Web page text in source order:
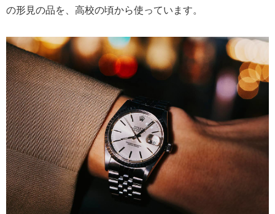
の形見の品を、高校の頃から使っています。